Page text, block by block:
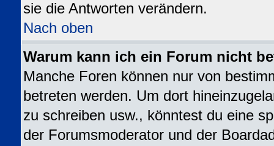
sie die Antworten verändern.
Nach oben
Warum kann ich ein Forum nicht
Manche Foren können nur von
betreten werden. Um dort
zu schreiben usw., könntest du eine
der Forumsmoderator und der